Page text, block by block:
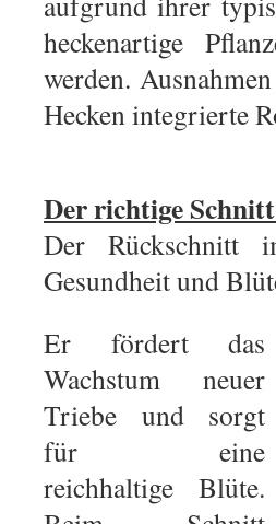
heckenartige
werden.
Hecken integrierte
Der richtige
Der Rückschnitt
Gesundheit und
Er fördert das
Wachstum neuer
Triebe und sorgt
für eine
reichhaltige Blüte.